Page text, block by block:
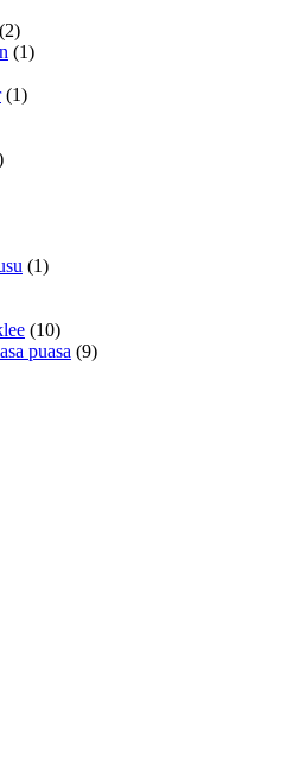
(2)
(1)
(1)
(1)
(10)
puasa (9)